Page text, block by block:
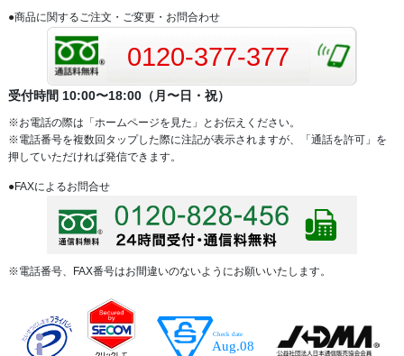
●商品に関するご注文・ご変更・お問合わせ
0120-377-377
受付時間 10:00〜18:00（月〜日・祝）
※お電話の際は「ホームページを見た」とお伝えください。
※電話番号を複数回タップした際に注記が表示されますが、「通話を許可」を
押していただければ発信できます。
●FAXによるお問合せ
※電話番号、FAX番号はお間違いのないようにお願いいたします。